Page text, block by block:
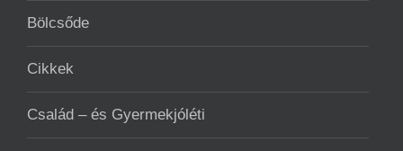
Bölcsőde
Cikkek
Család – és Gyermekjóléti